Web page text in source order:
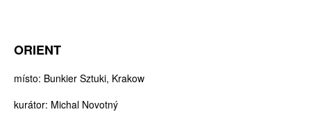
ORIENT
místo: Bunkier Sztuki, Krakow
kurátor: Michal Novotný